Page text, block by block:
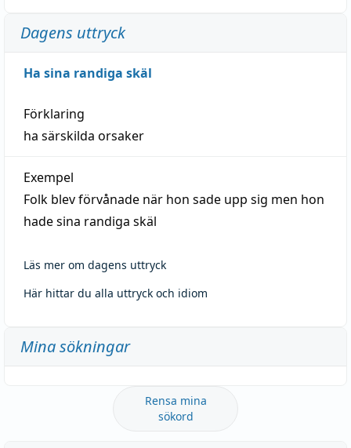
Dagens uttryck
Ha sina randiga skäl
Förklaring
ha särskilda orsaker
Exempel
Folk blev förvånade när hon sade upp sig men hon
hade sina randiga skäl
Läs mer om dagens uttryck
Här hittar du alla uttryck och idiom
Mina sökningar
Rensa mina
sökord